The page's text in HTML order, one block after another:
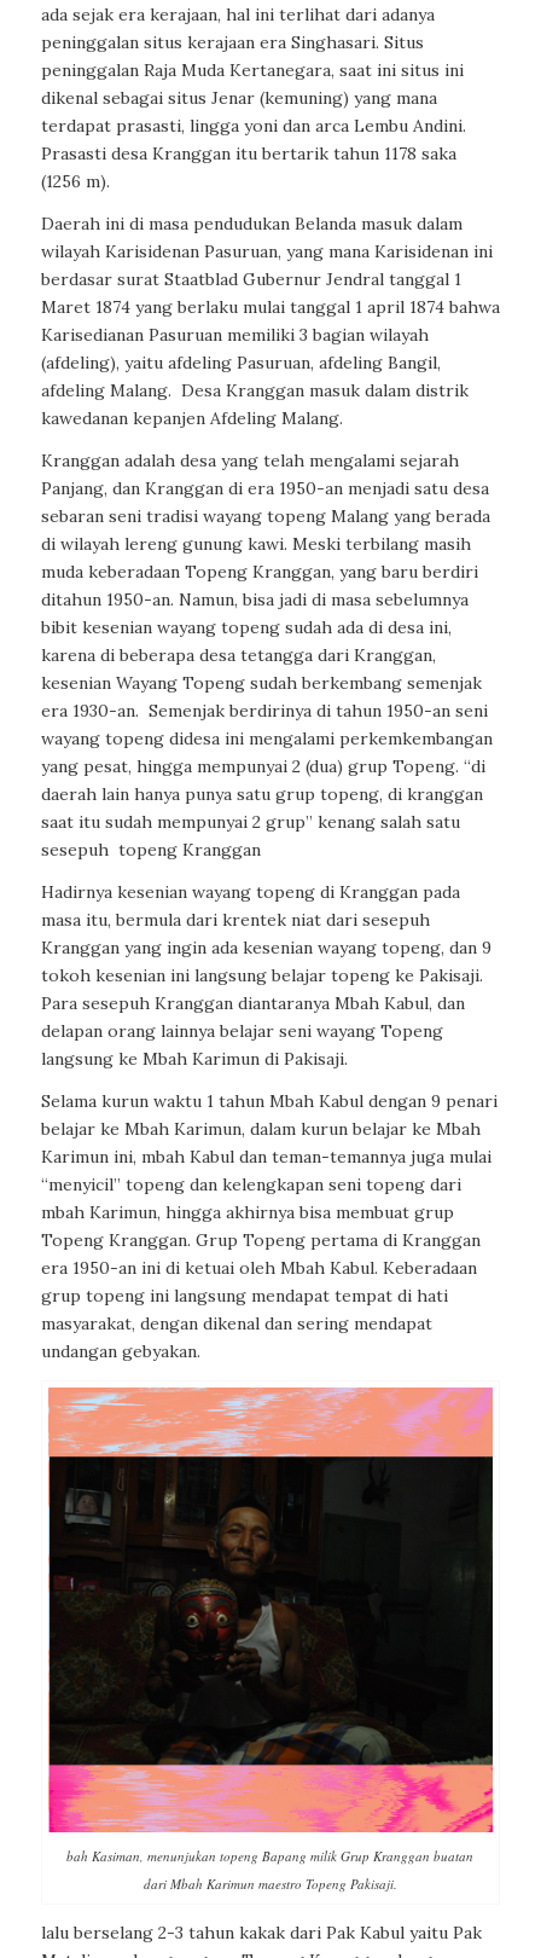
ada sejak era kerajaan, hal ini terlihat dari adanya
peninggalan situs kerajaan era Singhasari. Situs
peninggalan Raja Muda Kertanegara, saat ini situs ini
dikenal sebagai situs Jenar (kemuning) yang mana
terdapat prasasti, lingga yoni dan arca Lembu Andini.
Prasasti desa Kranggan itu bertarik tahun 1178 saka
(1256 m).
Daerah ini di masa pendudukan Belanda masuk dalam
wilayah Karisidenan Pasuruan, yang mana Karisidenan ini
berdasar surat Staatblad Gubernur Jendral tanggal 1
Maret 1874 yang berlaku mulai tanggal 1 april 1874 bahwa
Karisedianan Pasuruan memiliki 3 bagian wilayah
(afdeling), yaitu afdeling Pasuruan, afdeling Bangil,
afdeling Malang. Desa Kranggan masuk dalam distrik
kawedanan kepanjen Afdeling Malang.
Kranggan adalah desa yang telah mengalami sejarah
Panjang, dan Kranggan di era 1950-an menjadi satu desa
sebaran seni tradisi wayang topeng Malang yang berada
di wilayah lereng gunung kawi. Meski terbilang masih
muda keberadaan Topeng Kranggan, yang baru berdiri
ditahun 1950-an. Namun, bisa jadi di masa sebelumnya
bibit kesenian wayang topeng sudah ada di desa ini,
karena di beberapa desa tetangga dari Kranggan,
kesenian Wayang Topeng sudah berkembang semenjak
era 1930-an. Semenjak berdirinya di tahun 1950-an seni
wayang topeng didesa ini mengalami perkemkembangan
yang pesat, hingga mempunyai 2 (dua) grup Topeng. “di
daerah lain hanya punya satu grup topeng, di kranggan
saat itu sudah mempunyai 2 grup” kenang salah satu
sesepuh topeng Kranggan
Hadirnya kesenian wayang topeng di Kranggan pada
masa itu, bermula dari krentek niat dari sesepuh
Kranggan yang ingin ada kesenian wayang topeng, dan 9
tokoh kesenian ini langsung belajar topeng ke Pakisaji.
Para sesepuh Kranggan diantaranya Mbah Kabul, dan
delapan orang lainnya belajar seni wayang Topeng
langsung ke Mbah Karimun di Pakisaji.
Selama kurun waktu 1 tahun Mbah Kabul dengan 9 penari
belajar ke Mbah Karimun, dalam kurun belajar ke Mbah
Karimun ini, mbah Kabul dan teman-temannya juga mulai
“menyicil” topeng dan kelengkapan seni topeng dari
mbah Karimun, hingga akhirnya bisa membuat grup
Topeng Kranggan. Grup Topeng pertama di Kranggan
era 1950-an ini di ketuai oleh Mbah Kabul. Keberadaan
grup topeng ini langsung mendapat tempat di hati
masyarakat, dengan dikenal dan sering mendapat
undangan gebyakan.
bah Kasiman, menunjukan topeng Bapang milik Grup Kranggan buatan
dari Mbah Karimun maestro Topeng Pakisaji.
lalu berselang 2-3 tahun kakak dari Pak Kabul yaitu Pak